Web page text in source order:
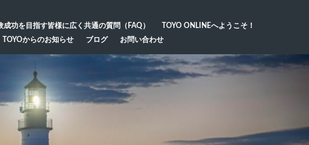
成功を目指す皆様に広く共通の質問（FAQ）
TOYO ONLINEへようこそ！
TOYOからのお知らせ ブログ お問い合わせ